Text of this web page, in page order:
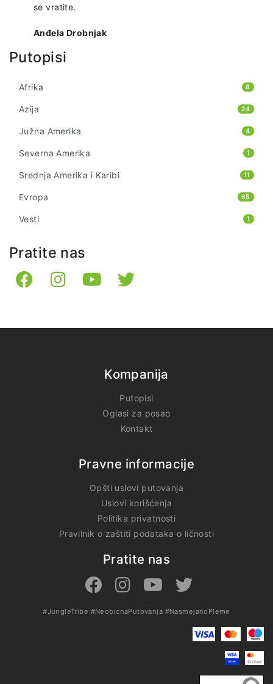
se vratite.
Anđela Drobnjak
Putopisi
Afrika 8
Azija 24
Južna Amerika 4
Severna Amerika 1
Srednja Amerika i Karibi 11
Evropa 65
Vesti 1
Pratite nas
Kompanija
Putopisi
Oglasi za posao
Kontakt
Pravne informacije
Opšti uslovi putovanja
Uslovi korišćenja
Politika privatnosti
Pravilnik o zaštiti podataka o ličnosti
Pratite nas
#JungleTribe #NeobicnaPutovanja #NasmejanoPleme